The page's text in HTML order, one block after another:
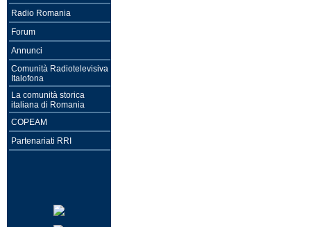
Radio Romania
Forum
Annunci
Comunità Radiotelevisiva
Italofona
La comunità storica
italiana di Romania
COPEAM
Partenariati RRI